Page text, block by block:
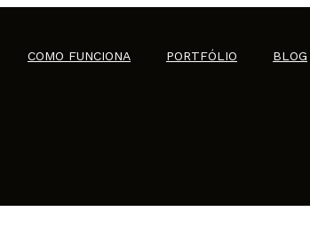
COMO FUNCIONA PORTFÓLIO BLOG